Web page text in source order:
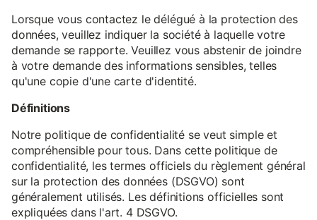
Lorsque vous contactez le délégué à la protection des
données, veuillez indiquer la société à laquelle votre
demande se rapporte. Veuillez vous abstenir de joindre
à votre demande des informations sensibles, telles
qu'une copie d'une carte d'identité.
Définitions
Notre politique de confidentialité se veut simple et
compréhensible pour tous. Dans cette politique de
confidentialité, les termes officiels du règlement général
sur la protection des données (DSGVO) sont
généralement utilisés. Les définitions officielles sont
expliquées dans l'art. 4 DSGVO.